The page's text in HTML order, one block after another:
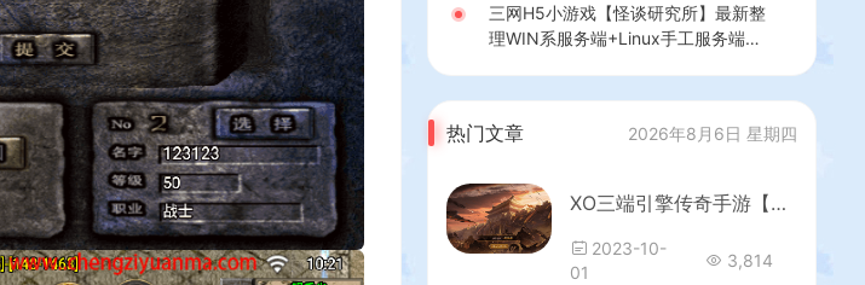
三网H5小游戏【怪谈研究所】最新整
理WIN系服务端+Linux手工服务端
热门文章 2026年8月6日 星期四
XO三端引擎传奇手游【绿野仙踪】最新整理WIN系特色服务端+PC安卓苹果三端+详细搭建教程
2023-10-
01
3,814